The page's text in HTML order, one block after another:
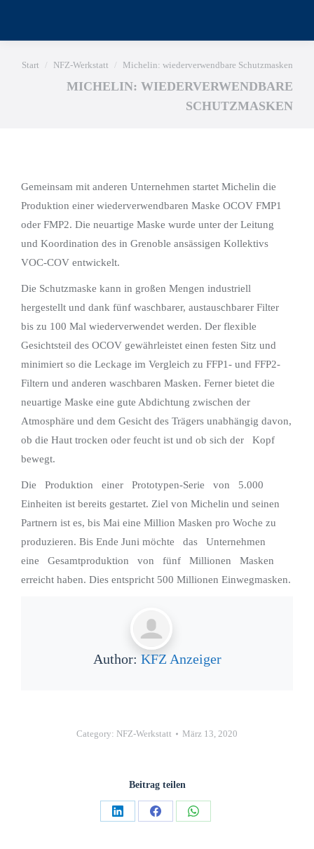
Sie befinden sich hier:
Start NFZ-Werkstatt Michelin: wiederverwendbare Schutzmasken
MICHELIN: WIEDERVERWENDBARE
SCHUTZMASKEN
Gemeinsam mit anderen Unternehmen startet Michelin die
Produktion einer wiederverwendbaren Maske OCOV FMP1
oder FMP2. Die neuartige Maske wurde unter der Leitung
und Koordination des in Grenoble ansässigen Kollektivs
VOC-COV entwickelt.
Die Schutzmaske kann in großen Mengen industriell
hergestellt und dank fünf waschbarer, austauschbarer Filter
bis zu 100 Mal wiederverwendet werden. Der flexible
Gesichtsteil des OCOV gewährleistet einen festen Sitz und
minimiert so die Leckage im Vergleich zu FFP1- und FFP2-
Filtern und anderen waschbaren Masken. Ferner bietet die
neuartige Maske eine gute Abdichtung zwischen der
Atmosphäre und dem Gesicht des Trägers unabhängig davon,
ob die Haut trocken oder feucht ist und ob sich der Kopf
bewegt.
Die Produktion einer Prototypen-Serie von 5.000
Einheiten ist bereits gestartet. Ziel von Michelin und seinen
Partnern ist es, bis Mai eine Million Masken pro Woche zu
produzieren. Bis Ende Juni möchte das Unternehmen
eine Gesamtproduktion von fünf Millionen Masken
erreicht haben. Dies entspricht 500 Millionen Einwegmasken.
Author: KFZ Anzeiger
Category: NFZ-Werkstatt März 13, 2020
Beitrag teilen